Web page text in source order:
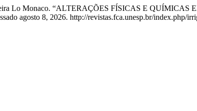
Lo Monaco. “ALTERAÇÕES FÍSICAS E
agosto 8, 2026. http://revistas.fca.unesp.br/index.php/